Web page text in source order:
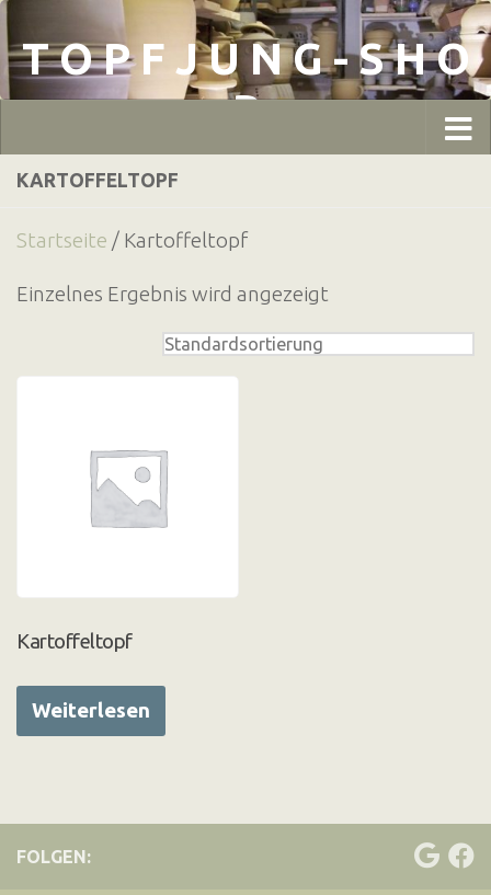
Zum Inhalt springen
T O P F J U N G - S H O
P
KARTOFFELTOPF
Startseite / Kartoffeltopf
Einzelnes Ergebnis wird angezeigt
Kartoffeltopf
Weiterlesen
FOLGEN: